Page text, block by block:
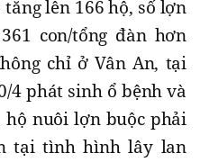
lên 166 hộ, số lợn
con/tổng đàn hơn
chỉ ở Vân An, tại
4 phát sinh ổ bệnh và
hộ nuôi lợn buộc phải
tại tình hình lây lan